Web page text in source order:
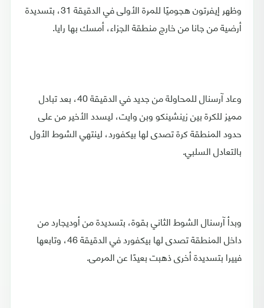
وظهر إيفرتون هجوميًا للمرة الأولى في الدقيقة 31، بتسديدة
أرضية من جانا من خارج منطقة الجزاء، أمسك بها رايا.
وعاد آرسنال للمحاولة من جديد في الدقيقة 40، بعد تبادل
مميز للكرة بين زينشينكو وبن وايت، ليسدد الأخير من على
حدود المنطقة كرة تصدى لها بيكفورد، لينتهي الشوط الأول
بالتعادل السلبي.
وبدأ آرسنال الشوط الثاني بقوة، بتسديدة من أوديجارد من
داخل المنطقة تصدى لها بيكفورد في الدقيقة 46، وتابعها
فييرا بتسديدة أخرى ذهبت بعيدًا عن المرمى.